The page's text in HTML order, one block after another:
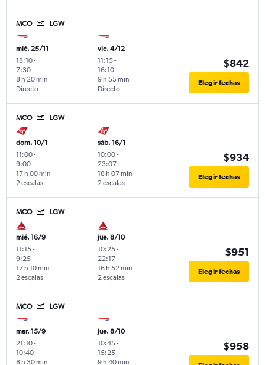
MCO LGW
mié. 25/11
18:10-
7:30
Directo
8 h 20 min
vie. 4/12
11:15-
16:10
Directo
9 h 55 min
$842
Elegir fechas
MCO LGW
dom. 10/1
11:00-
9:00
2 escalas
17 h 00 min
sáb. 16/1
10:00-
23:07
2 escalas
18 h 07 min
$934
Elegir fechas
MCO LGW
mié. 16/9
11:15-
9:25
2 escalas
17 h 10 min
jue. 8/10
10:25-
22:17
2 escalas
16 h 52 min
$951
Elegir fechas
MCO LGW
mar. 15/9
21:10-
10:40
8 h 30 min
jue. 8/10
10:45-
15:25
9 h 40 min
$958